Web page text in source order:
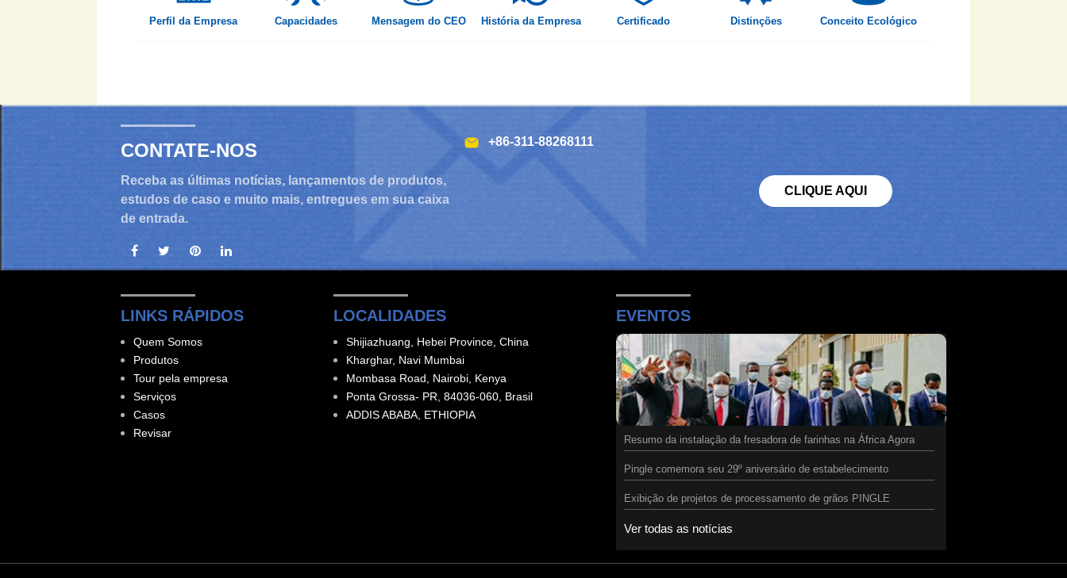
Perfil da Empresa Capacidades Mensagem do CEO História da Empresa Certificado Distinções Conceito Ecológico
CONTATE-NOS
Receba as últimas notícias, lançamentos de produtos,
estudos de caso e muito mais, entregues em sua caixa
de entrada.
+86-311-88268111
CLIQUE AQUI
LINKS RÁPIDOS
Quem Somos
Produtos
Tour pela empresa
Serviços
Casos
Revisar
LOCALIDADES
Shijiazhuang, Hebei Province, China
Kharghar, Navi Mumbai
Mombasa Road, Nairobi, Kenya
Ponta Grossa- PR, 84036-060, Brasil
ADDIS ABABA, ETHIOPIA
EVENTOS
Resumo da instalação da fresadora de farinhas na África Agora
Pingle comemora seu 29º aniversário de estabelecimento
Exibição de projetos de processamento de grãos PINGLE
Ver todas as notícias